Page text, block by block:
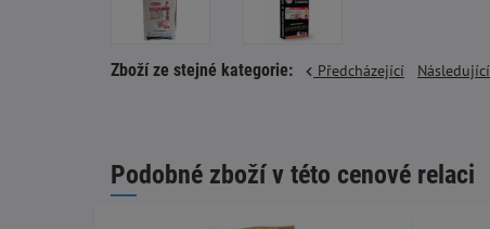
Zboží ze stejné kategorie: Předcházející Následující
Podobné zboží v této cenové relaci